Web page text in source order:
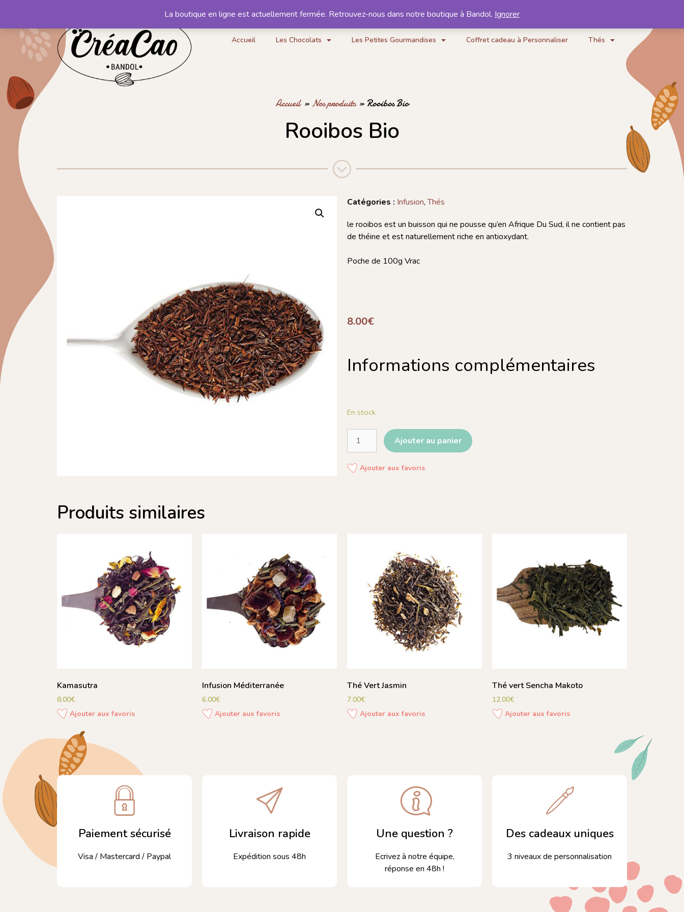
Notre histoire Contact Mon compte
Accueil Les Chocolats Les Petites Gourmandises Coffret cadeau à Personnaliser Thés
Accueil» Nos produits» Rooibos Bio
Rooibos Bio
Catégories : Infusion,Thés
le rooibos est un buisson qui ne pousse qu’en Afrique Du Sud, il ne contient pas
de théine et est naturellement riche en antioxydant.
Poche de 100g Vrac
8.00€
Informations complémentaires
En stock
Ajouter au panier
Ajouter aux favoris
Produits similaires
Kamasutra
8.00€
Ajouter aux favoris
Infusion Méditerranée
6.00€
Ajouter aux favoris
Thé Vert Jasmin
7.00€
Ajouter aux favoris
Thé vert Sencha Makoto
12.00€
Ajouter aux favoris
Paiement sécurisé
Visa / Mastercard / Paypal
Livraison rapide
Expédition sous 48h
Une question ?
Ecrivez à notre équipe,
réponse en 48h !
Des cadeaux uniques
3 niveaux de personnalisation
La boutique en ligne est actuellement fermée. Retrouvez-nous dans notre boutique à Bandol. Ignorer